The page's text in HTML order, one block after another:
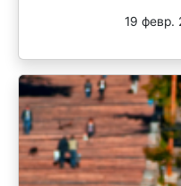
19 февр.